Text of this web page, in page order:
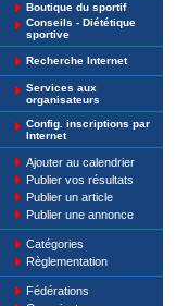
Boutique du sportif
Conseils - Diététique
sportive
Recherche Internet
Services aux
organisateurs
Config. inscriptions par
Internet
Ajouter au calendrier
Publier vos résultats
Publier un article
Publier une annonce
Catégories
Règlementation
Fédérations